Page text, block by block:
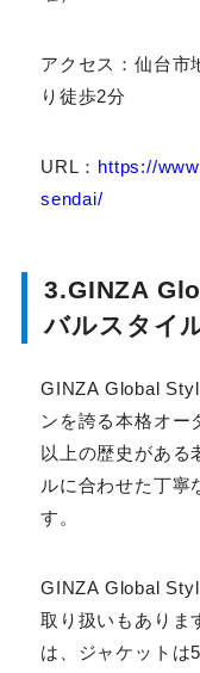
営業時間：10：30
曜）
アクセス：仙台市
徒歩2分
housei.co.jp/
3.GINZA
ーバルスタイ
GINZA Global
ションを誇る本格
ルに合わせた丁寧
GINZA Global